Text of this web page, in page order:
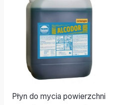
Płyn do mycia powierzchni